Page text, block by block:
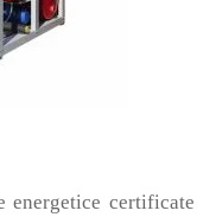
energetice certificate